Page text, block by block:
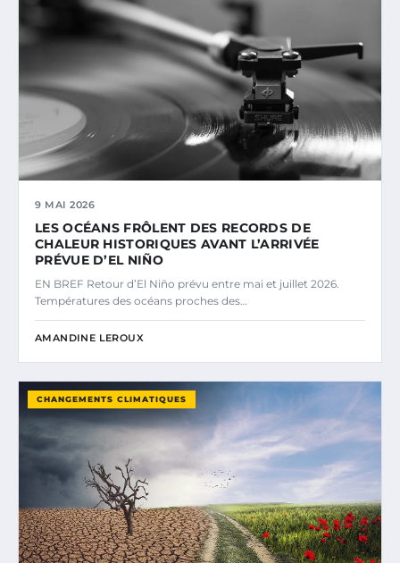
9 MAI 2026
LES OCÉANS FRÔLENT DES RECORDS DE
CHALEUR HISTORIQUES AVANT L’ARRIVÉE
PRÉVUE D’EL NIÑO
EN BREF Retour d’El Niño prévu entre mai et juillet 2026.
Températures des océans proches des…
AMANDINE LEROUX
CHANGEMENTS CLIMATIQUES